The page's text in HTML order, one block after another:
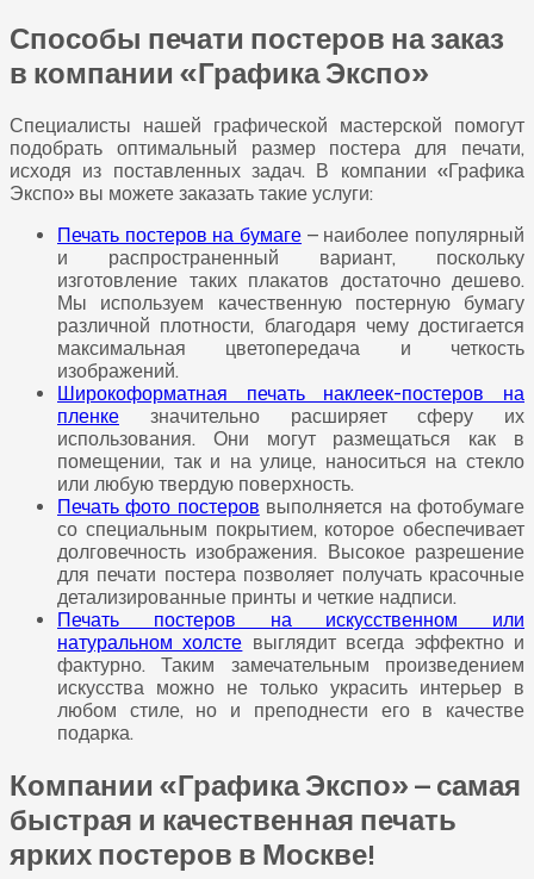
Способы печати постеров на заказ
в компании «Графика Экспо»
Специалисты нашей графической мастерской помогут
подобрать оптимальный размер постера для печати,
исходя из поставленных задач. В компании «Графика
Экспо» вы можете заказать такие услуги:
Печать постеров на бумаге – наиболее популярный
и распространенный вариант, поскольку
изготовление таких плакатов достаточно дешево.
Мы используем качественную постерную бумагу
различной плотности, благодаря чему достигается
максимальная цветопередача и четкость
изображений.
Широкоформатная печать наклеек-постеров на
пленке значительно расширяет сферу их
использования. Они могут размещаться как в
помещении, так и на улице, наноситься на стекло
или любую твердую поверхность.
Печать фото постеров выполняется на фотобумаге
со специальным покрытием, которое обеспечивает
долговечность изображения. Высокое разрешение
для печати постера позволяет получать красочные
детализированные принты и четкие надписи.
Печать постеров на искусственном или
натуральном холсте выглядит всегда эффектно и
фактурно. Таким замечательным произведением
искусства можно не только украсить интерьер в
любом стиле, но и преподнести его в качестве
подарка.
Компании «Графика Экспо» – самая
быстрая и качественная печать
ярких постеров в Москве!